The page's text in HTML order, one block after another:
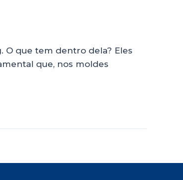
O que tem dentro dela? Eles
que, nos moldes